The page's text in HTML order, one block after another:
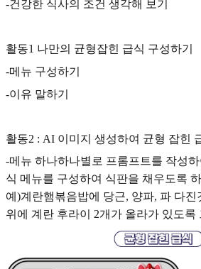
-건강한 식사의 조건 생각해 보기
활동1 나만의 균형잡힌 급식 구성하기
-메뉴 구성하기
-이유 말하기
활동2 : AI 이미지 생성하여 균형 잡힌
-메뉴 하나하나별로 프롬프트를 작성
식 메뉴를 구성하여 식판을 채우도록
예)계란햄볶음밥에 당근, 양파, 파 다
위에 계란 후라이 2개가 올라가 있도록